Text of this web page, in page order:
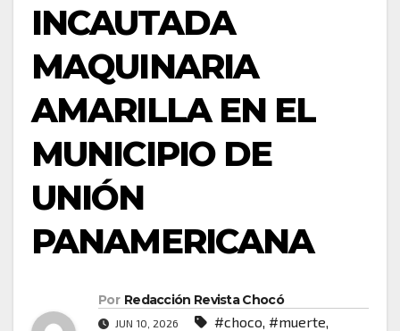
INCAUTADA
MAQUINARIA
AMARILLA EN EL
MUNICIPIO DE
UNIÓN
PANAMERICANA
Por Redacción Revista Chocó
JUN 10, 2026 #choco, #muerte,